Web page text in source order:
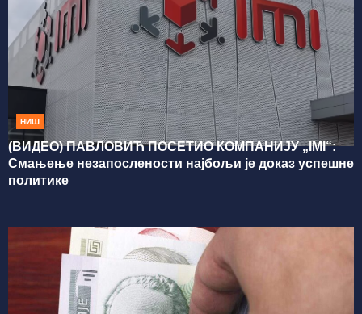
НИШ
(ВИДЕО) ПАВЛОВИЋ ПОСЕТИО КОМПАНИЈУ „IMI“:
Смањење незапослености најбољи је доказ успешне
политике